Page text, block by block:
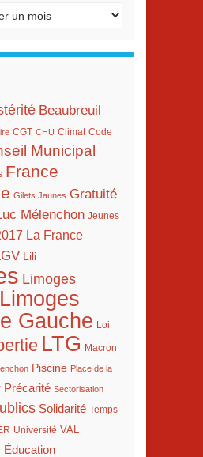
Beaubreuil
CGT CHU Climat Code
Municipal
France
Gilets Jaunes Gratuité
Mélenchon Jeunes
La France
Lili
Limoges
Limoges
Gauche
Loi
LTG Macron
Piscine Place de la
Précarité Sectorisation
Solidarité Temps
Université VAL
Éducation